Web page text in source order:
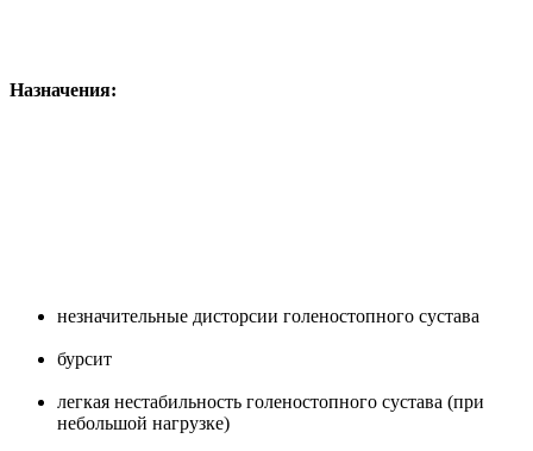
Назначения:
незначительные дисторсии голеностопного сустава
бурсит
легкая нестабильность голеностопного сустава (при
небольшой нагрузке)